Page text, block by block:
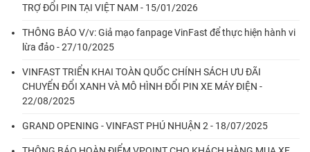
TRỢ ĐỔI PIN TẠI VIỆT NAM - 15/01/2026
THÔNG BÁO V/v: Giả mạo fanpage VinFast để thực hiện hành vi
lừa đảo - 27/10/2025
VINFAST TRIỂN KHAI TOÀN QUỐC CHÍNH SÁCH ƯU ĐÃI
CHUYỂN ĐỔI XANH VÀ MÔ HÌNH ĐỔI PIN XE MÁY ĐIỆN -
22/08/2025
GRAND OPENING - VINFAST PHÚ NHUẬN 2 - 18/07/2025